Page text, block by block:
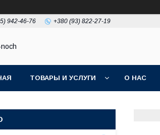
942-46-76 +380 (93) 822-27-19
ТОВАРЫ И УСЛУГИ О НАС